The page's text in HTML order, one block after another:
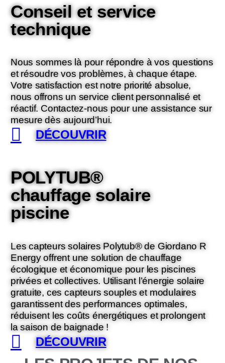
Conseil et service
technique
Nous sommes là pour répondre à vos questions
et résoudre vos problèmes, à chaque étape.
Votre satisfaction est notre priorité absolue,
nous offrons un service client personnalisé et
réactif. Contactez-nous pour une assistance sur
mesure dès aujourd’hui.
DÉCOUVRIR
POLYTUB®
chauffage solaire
piscine
Les capteurs solaires Polytub® de Giordano R
Energy offrent une solution de chauffage
écologique et économique pour les piscines
privées et collectives. Utilisant l’énergie solaire
gratuite, ces capteurs souples et modulaires
garantissent des performances optimales,
réduisent les coûts énergétiques et prolongent
la saison de baignade !
DÉCOUVRIR